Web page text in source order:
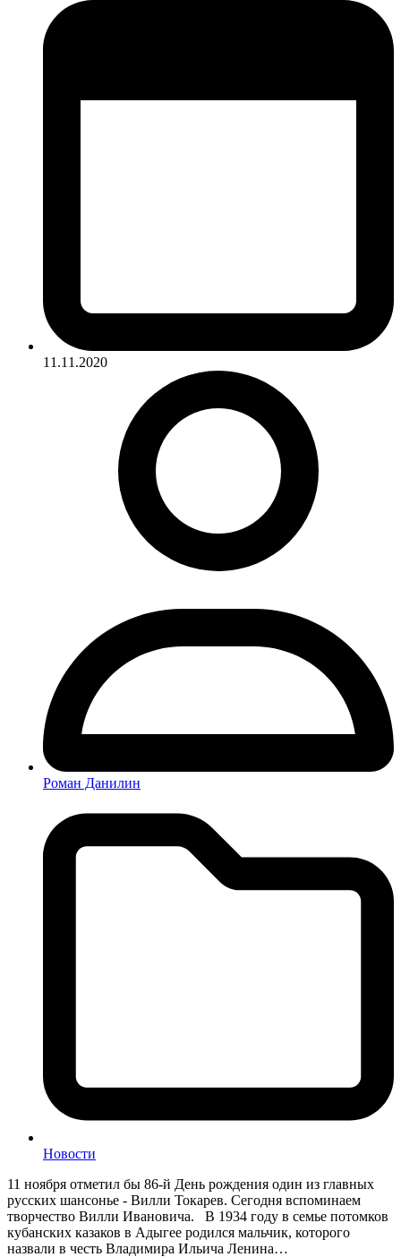
11.11.2020
Роман Данилин
Новости
11 ноября отметил бы 86-й День рождения один из главных
русских шансонье - Вилли Токарев. Сегодня вспоминаем
творчество Вилли Ивановича. В 1934 году в семье потомков
кубанских казаков в Адыгее родился мальчик, которого
назвали в честь Владимира Ильича Ленина…